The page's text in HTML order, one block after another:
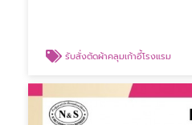
รับสั่งตัดผ้าคลุมเก้าอี้โรงแรม